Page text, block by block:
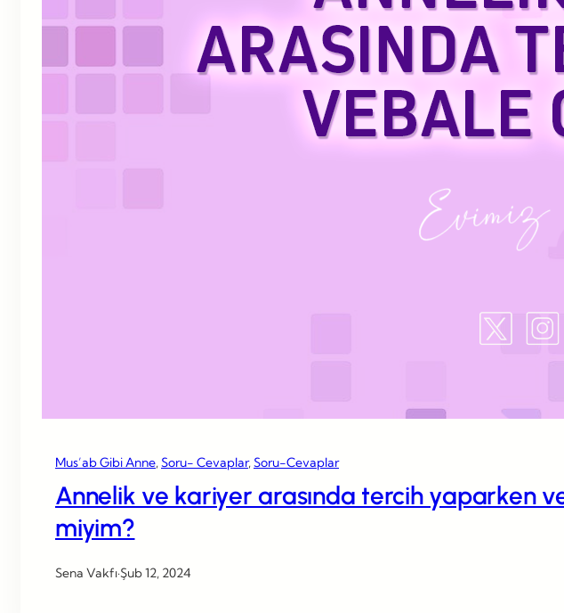
Mus’ab Gibi Anne, Soru- Cevaplar, Soru-Cevaplar
Annelik ve kariyer arasında tercih yaparken
miyim?
Sena Vakfı·Şub 12, 2024